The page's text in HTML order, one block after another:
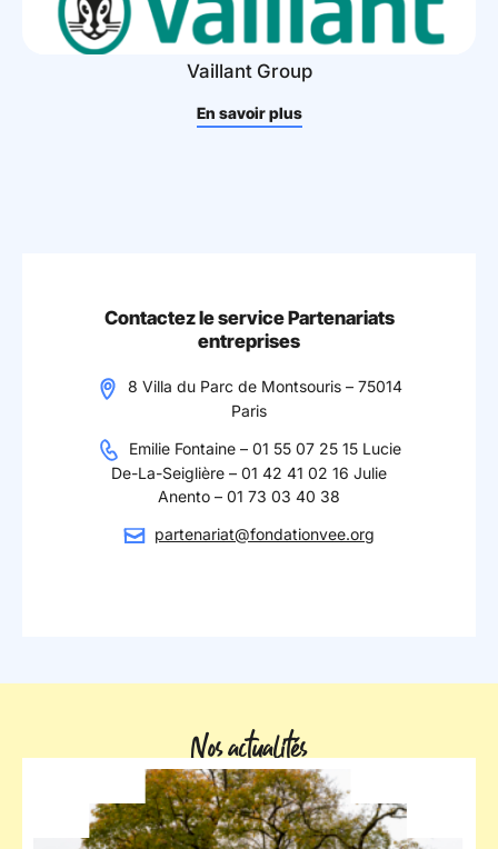
Vaillant Group
En savoir plus
Contactez le service Partenariats
entreprises
8 Villa du Parc de Montsouris – 75014
Paris
Emilie Fontaine – 01 55 07 25 15 Lucie
De-La-Seiglière – 01 42 41 02 16 Julie
Anento – 01 73 03 40 38
partenariat@fondationvee.org
Nos actualités